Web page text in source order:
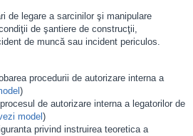
de legare a sarcinilor şi manipulare
de şantiere de construcţii,
de muncă sau incident periculos.
procedurii de autorizare interna a
)
de autorizare interna a legatorilor de
model )
privind instruirea teoretica a